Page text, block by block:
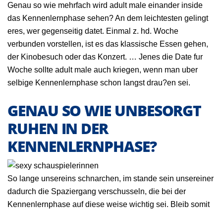
Genau so wie mehrfach wird adult male einander inside
das Kennenlernphase sehen? An dem leichtesten gelingt
eres, wer gegenseitig datet. Einmal z. hd. Woche
verbunden vorstellen, ist es das klassische Essen gehen,
der Kinobesuch oder das Konzert. … Jenes die Date fur
Woche sollte adult male auch kriegen, wenn man uber
selbige Kennenlernphase schon langst drau?en sei.
GENAU SO WIE UNBESORGT
RUHEN IN DER
KENNENLERNPHASE?
So lange unsereins schnarchen, im stande sein unsereiner
dadurch die Spaziergang verschusseln, die bei der
Kennenlernphase auf diese weise wichtig sei. Bleib somit